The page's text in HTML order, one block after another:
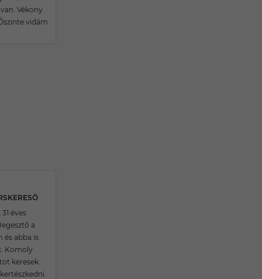
Vékony
vidám
éves
a
és abba is
Komoly
keresek.